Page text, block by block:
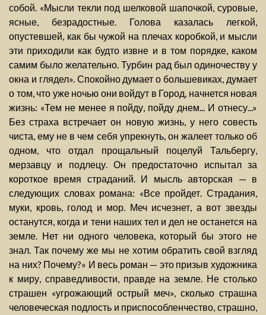
собой. «Мысли текли под шелковой шапочкой, суровые,
ясные, безрадостные. Голова казалась легкой,
опустевшей, как бы чужой на плечах коробкой, и мысли
эти приходили как будто извне и в том порядке, каком
самим было желательно. Турбин рад был одиночеству у
окна и глядел». Спокойно думает о большевиках, думает
о том, что уже ночью они войдут в Город, начнется новая
жизнь: «Тем не менее я пойду, пойду днем... И отнесу...»
Без страха встречает он новую жизнь, у него совесть
чиста, ему не в чем себя упрекнуть, он жалеет только об
одном, что отдал прощальный поцелуй Тальбергу,
мерзавцу и подлецу. Он предостаточно испытал за
короткое время страданий. И мысль авторская — в
следующих словах романа: «Все пройдет. Страдания,
муки, кровь, голод и мор. Меч исчезнет, а вот звезды
останутся, когда и тени наших тел и дел не останется на
земле. Нет ни одного человека, который бы этого не
знал. Так почему же мы не хотим обратить свой взгляд
на них? Почему?» И весь роман — это призыв художника
к миру, справедливости, правде на земле. Не столько
страшен «угрожающий острый меч», сколько страшна
человеческая подлость и приспособленчество, страшно,